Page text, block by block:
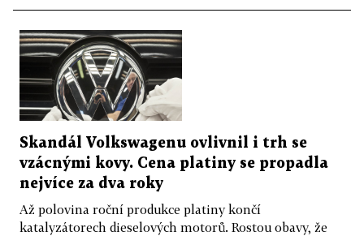
Skandál Volkswagenu ovlivnil i trh se
vzácnými kovy. Cena platiny se propadla
nejvíce za dva roky
Až polovina roční produkce platiny končí
katalyzátorech dieselových motorů. Rostou obavy, že